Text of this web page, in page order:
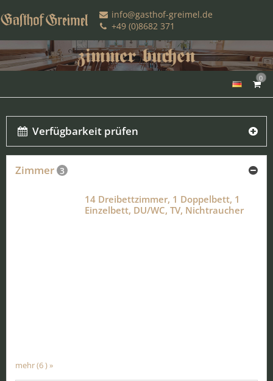
info@gasthof-greimel.de
+49 (0)8682 371
0
Verfügbarkeit prüfen
Zimmer 3
mehr (6 ) »
14 Dreibettzimmer, 1 Doppelbett, 1
Einzelbett, DU/WC, TV, Nichtraucher